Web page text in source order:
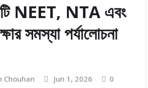
NEET, NTA এবং
সমস্যা পর্যালোচনা
Chouhan Jun 1, 2026 0